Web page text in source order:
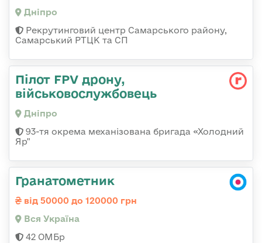
Дніпро
Рекрутинговий центр Самарського району,
Самарський РТЦК та СП
Пілот FPV дрону,
військовослужбовець
Дніпро
93-тя окрема механізована бригада «Холодний
Яр"
Гранатометник
від 50000 до 120000 грн
Вся Україна
42 ОМБр